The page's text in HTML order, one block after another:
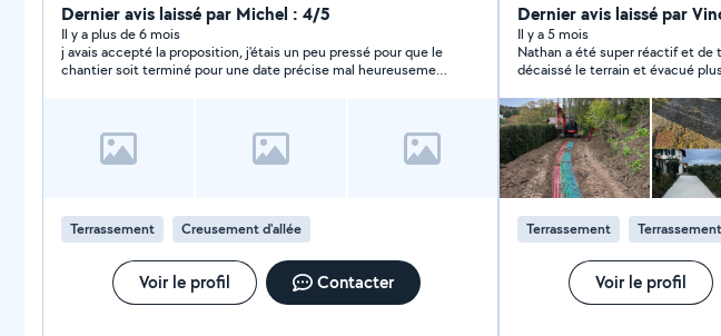
Dernier avis laissé par Michel : 4/5
Il y a plus de 6 mois
j avais accepté la proposition, j'étais un peu pressé pour que le
chantier soit terminé pour une date précise mal heureusement
Terrassement Creusement d'allée
Voir le profil Contacter
auparant ouvrier dans la
entreprise familiale , pour
terrassement, pose de
extérieur, maçonnerie,
pas à me contactez
Dernier avis laissé par
Il y a 5 mois
Nathan a été super réactif et de
décaissé le terrain et évacué
son expertise.
Terrassement
Voir le profil